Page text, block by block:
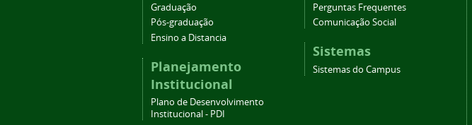
Graduação
Pós-graduação
Ensino a Distancia
Planejamento
Institucional
Plano de Desenvolvimento
Institucional - PDI
Perguntas Frequentes
Comunicação Social
Sistemas
Sistemas do Campus